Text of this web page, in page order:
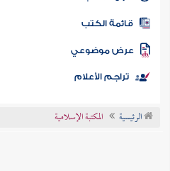
المكتبة
الكتب
موضوعي
تراجم الأعلام
الرئيسية المكتبة الإسلامية